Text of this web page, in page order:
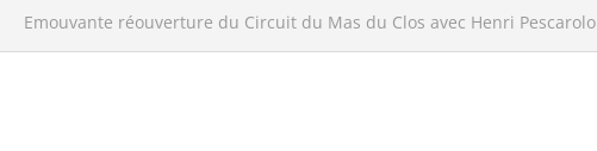
Emouvante réouverture du Circuit du Mas du Clos avec Henri Pescarolo